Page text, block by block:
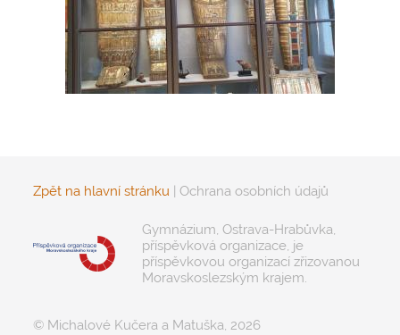
Zpět na hlavní stránku | Ochrana osobních údajů
Gymnázium, Ostrava-Hrabůvka,
příspěvková organizace, je
příspěvkovou organizací zřizovanou
Moravskoslezským krajem.
© Michalové Kučera a Matuška, 2026